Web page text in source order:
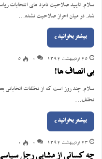
سلام. تایید صلاحیت نامزد های انتخابات
شد. در میان احراز صلاحیت نشده…
بیشتر بخوانید »
25 اردیبهشت 1392 0
5
بی انصاف ها!
سلام. چند روز است که از تخلفات اتخاباتی
تخلف…
بیشتر بخوانید »
23 اردیبهشت 1392 0
0
چه کسانی از مشایی رجل